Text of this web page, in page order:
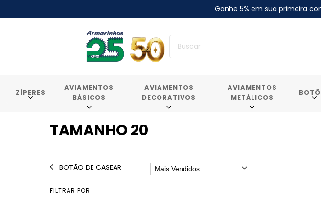
Ganhe 5% em sua primeira
ZÍPERES
AVIAMENTOS
BÁSICOS
AVIAMENTOS
DECORATIVOS
AVIAMENTOS
METÁLICOS
TAMANHO 20
BOTÃO DE CASEAR
FILTRAR POR